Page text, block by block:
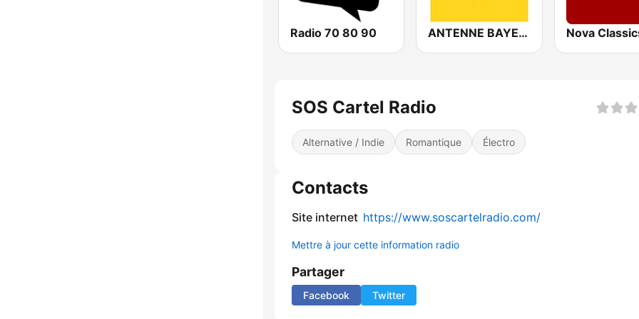
Radio 70 80 90 ANTENNE BAYERN Nova
SOS Cartel Radio
Alternative / Indie Romantique Électro
Contacts
Site internet https://www.soscartelradio.com/
Mettre à jour cette information radio
Partager
Facebook Twitter